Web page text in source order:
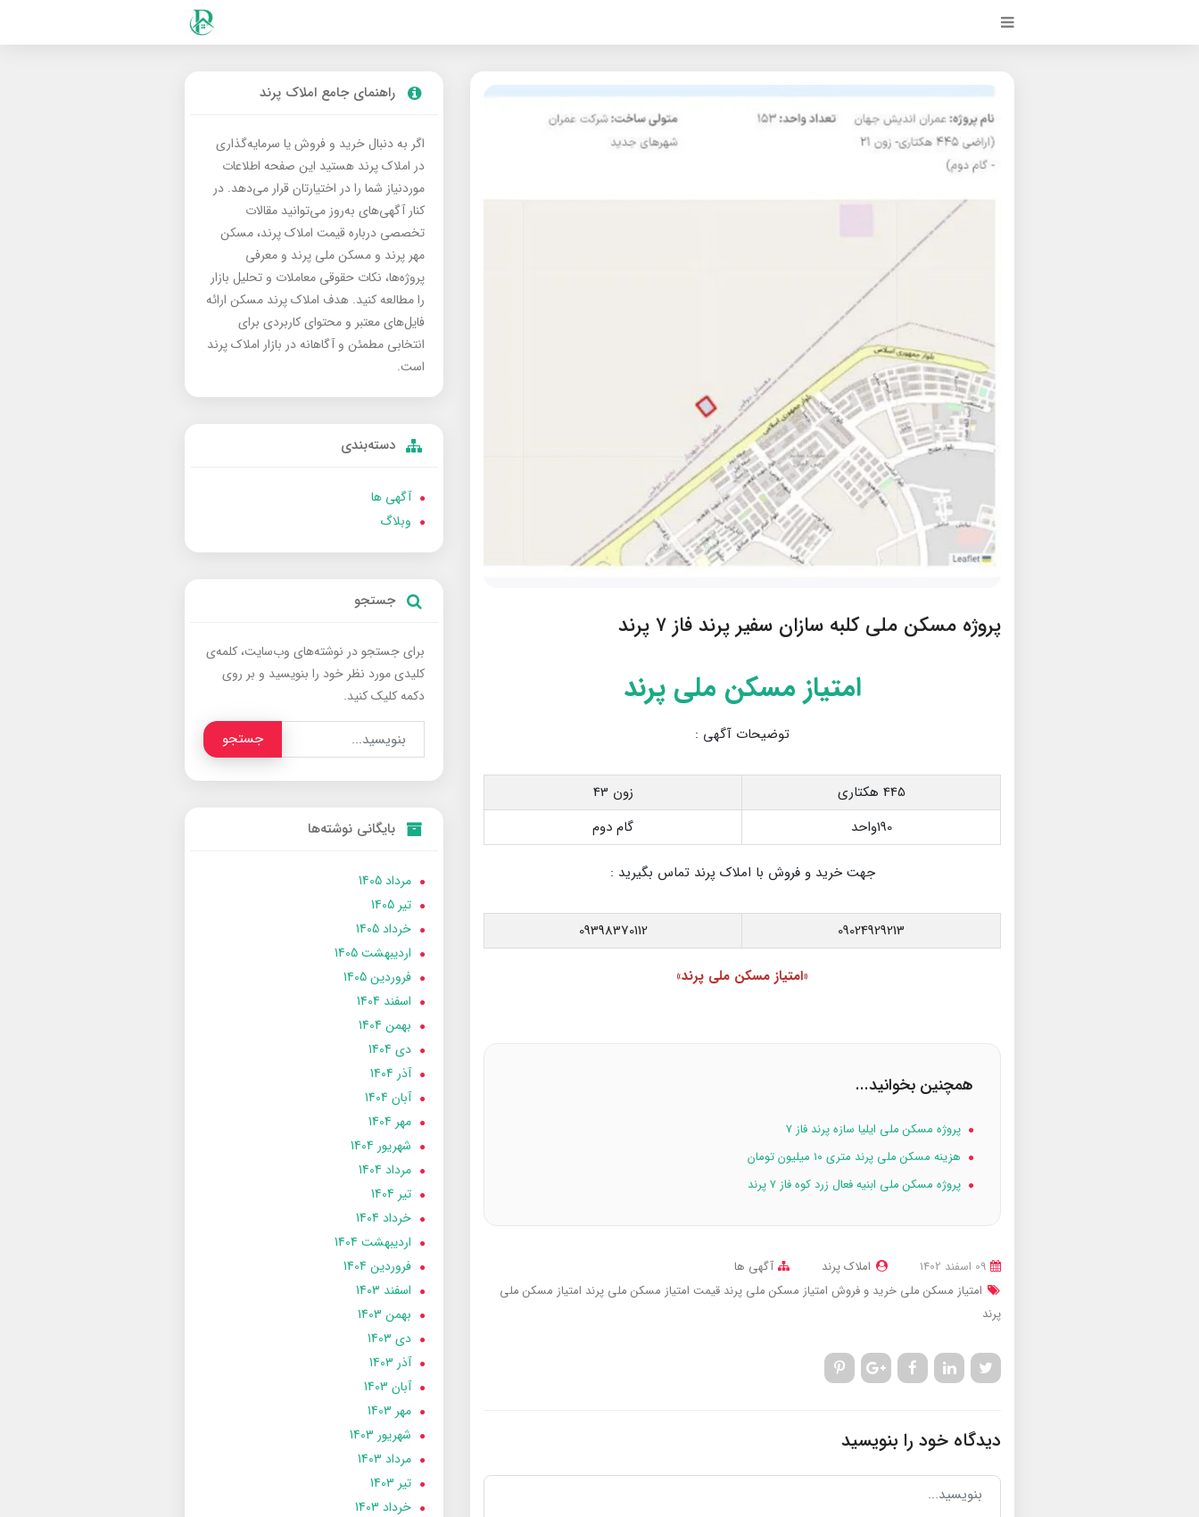
پروژه مسکن ملی کلبه سازان سفیر پرند فاز ۷ پرند
امتیاز مسکن ملی پرند
توضیحات آگهی :
445 هکتاری
زون 43
190واحد
گام دوم
جهت خرید و فروش با املاک پرند تماس بگیرید :
09024929213
09398370112
«امتیاز مسکن ملی پرند»
همچنین بخوانید...
پروژه مسکن ملی ایلیا سازه پرند فاز ۷
هزینه مسکن ملی پرند متری ۱۰ میلیون تومان
پروژه مسکن ملی ابنیه فعال زرد کوه فاز ۷ پرند
املاک پرند
آگهی ها
امتیاز مسکن ملی خرید و فروش امتیاز مسکن ملی پرند قیمت امتیاز مسکن ملی پرند امتیاز مسکن ملی
پرند
دیدگاه خود را بنویسید
راهنمای جامع املاک پرند
اگر به دنبال خرید و فروش یا سرمایه‌گذاری
در املاک پرند هستید این صفحه اطلاعات
موردنیاز شما را در اختیارتان قرار می‌دهد. در
کنار آگهی‌های به‌روز می‌توانید مقالات
تخصصی درباره قیمت املاک پرند، مسکن
مهر پرند و مسکن ملی پرند و معرفی
پروژه‌ها، نکات حقوقی معاملات و تحلیل بازار
را مطالعه کنید. هدف املاک پرند مسکن ارائه
فایل‌های معتبر و محتوای کاربردی برای
انتخابی مطمئن و آگاهانه در بازار املاک پرند
است.
دسته‌بندی
آگهی ها
وبلاگ
جستجو
برای جستجو در نوشته‌های وب‌سایت، کلمه‌ی
کلیدی مورد نظر خود را بنویسید و بر روی
دکمه کلیک کنید.
جستجو
بایگانی نوشته‌ها
مرداد 1405
تير 1405
خرداد 1405
ارديبهشت 1405
فروردین 1405
اسفند 1404
بهمن 1404
دی 1404
آذر 1404
آبان 1404
مهر 1404
شهریور 1404
مرداد 1404
تير 1404
خرداد 1404
ارديبهشت 1404
فروردین 1404
اسفند 1403
بهمن 1403
دی 1403
آذر 1403
آبان 1403
مهر 1403
شهریور 1403
مرداد 1403
تير 1403
خرداد 1403